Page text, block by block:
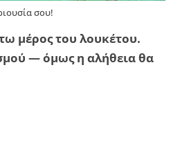
σου!
μέρος του λουκέτου.
— όμως η αλήθεια θα